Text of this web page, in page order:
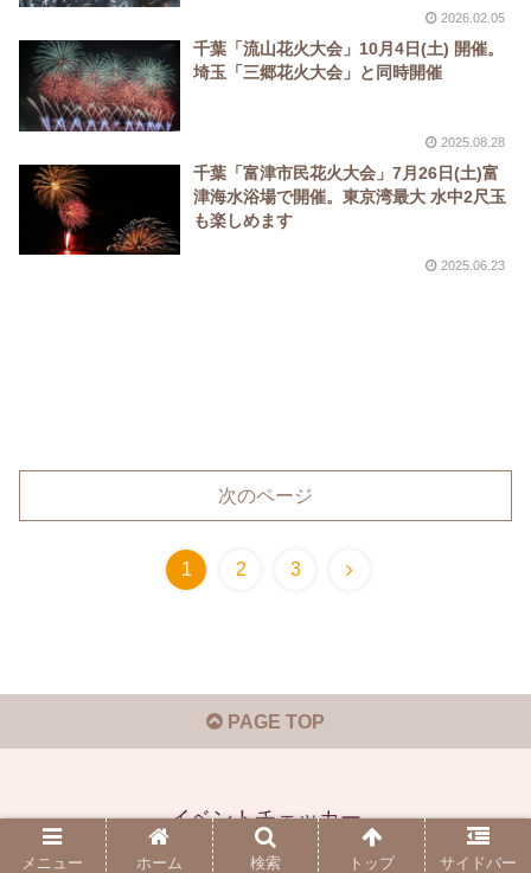
2026.02.05
千葉「流山花火大会」10月4日(土) 開催。
埼玉「三郷花火大会」と同時開催
2025.08.28
千葉「富津市民花火大会」7月26日(土)富
津海水浴場で開催。東京湾最大 水中2尺玉
も楽しめます
2025.06.23
次のページ
1 2 3
PAGE TOP
イベントチェッカー
© 2019-2026 イベントチェッカー.
メニュー ホーム 検索 トップ サイドバー